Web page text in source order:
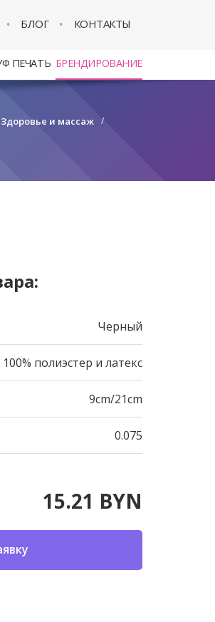
БЛОГ КОНТАКТЫ
ПЕЧАТЬ БРЕНДИРОВАНИЕ
Здоровье и массаж /
Черный
100% полиэстер и латекс
9cm/21cm
0.075
15.21 BYN